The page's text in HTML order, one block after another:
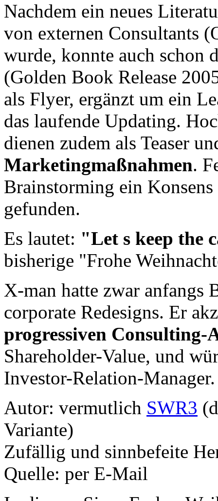
Nachdem ein neues
von externen Consultants
wurde, konnte auch schon
(Golden Book Release
als Flyer, ergänzt um ein
das laufende Updating.
dienen zudem als Teaser
Marketingmaßnahmen.
Brainstorming ein
gefunden.
Es lautet: "Let s keep the
bisherige "Frohe
X-man hatte zwar anfangs
corporate Redesigns. Er
progressiven Consulting-
Shareholder-Value, und
Investor-Relation-Manager.
Autor: vermutlich SWR3
Variante)
Zufällig und sinnbefeite
Quelle: per E-Mail